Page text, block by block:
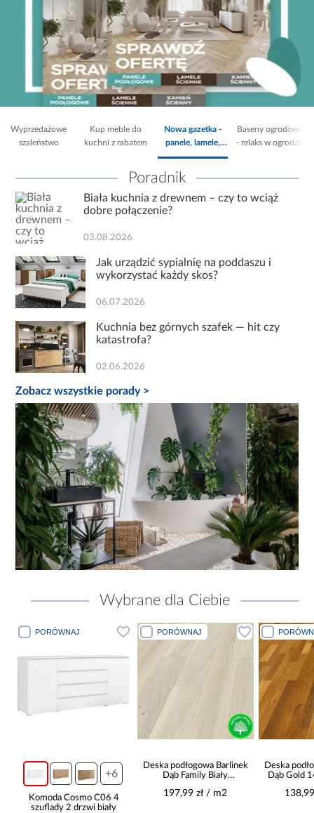
Wyprzedażowe
szaleństwo
Kup meble do
kuchni z rabatem
Nowa gazetka -
panele, lamele,
kamień..
Baseny ogrodowe
- relaks w ogrodzie
Poradnik
Biała kuchnia z drewnem – czy to wciąż
dobre połączenie?
03.08.2026
Jak urządzić sypialnię na poddaszu i
wykorzystać każdy skos?
06.07.2026
Kuchnia bez górnych szafek — hit czy
katastrofa?
02.06.2026
Zobacz wszystkie porady >
Wybrane dla Ciebie
PORÓWNAJ
+6
Komoda Cosmo C06 4
szuflady 2 drzwi biały
PORÓWNAJ
Deska podłogowa Barlinek
Dąb Family Biały
197,99 zł / m2
Deska
Dąb Gold